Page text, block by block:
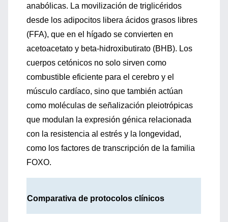
anabólicas. La movilización de triglicéridos
desde los adipocitos libera ácidos grasos libres
(FFA), que en el hígado se convierten en
acetoacetato y beta-hidroxibutirato (BHB). Los
cuerpos cetónicos no solo sirven como
combustible eficiente para el cerebro y el
músculo cardíaco, sino que también actúan
como moléculas de señalización pleiotrópicas
que modulan la expresión génica relacionada
con la resistencia al estrés y la longevidad,
como los factores de transcripción de la familia
FOXO.
Comparativa de protocolos clínicos